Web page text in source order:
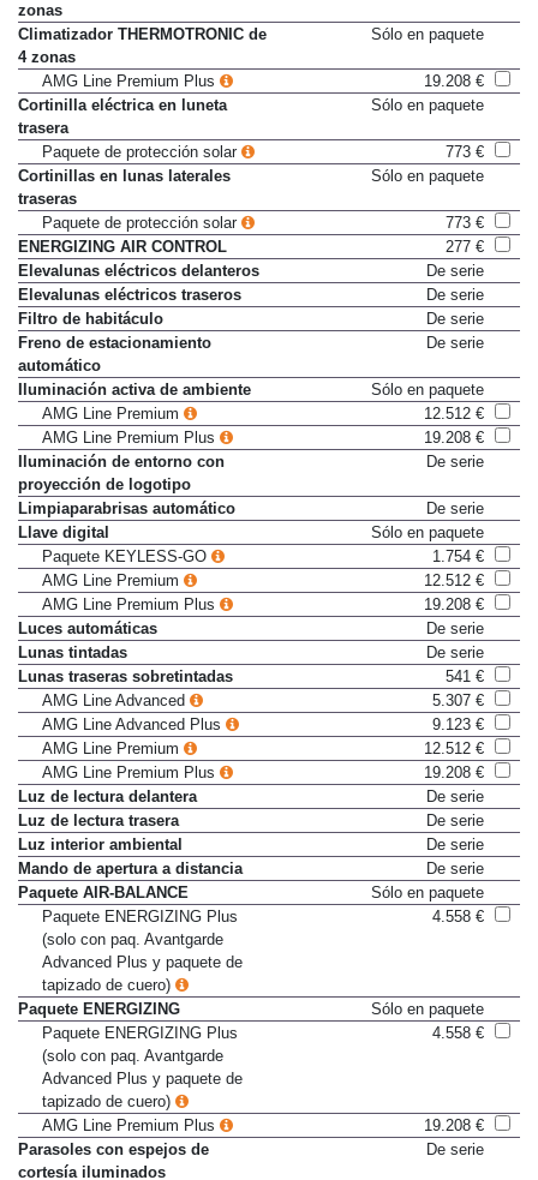
Climatizador THERMATIC de 2
zonas
Climatizador THERMOTRONIC de
4 zonas
AMG Line Premium Plus
19.208 €
Cortinilla eléctrica en luneta
trasera
Paquete de protección solar
773 €
Cortinillas en lunas laterales
traseras
Paquete de protección solar
773 €
ENERGIZING AIR CONTROL
277 €
Elevalunas eléctricos delanteros
De serie
Elevalunas eléctricos traseros
De serie
Filtro de habitáculo
De serie
Freno de estacionamiento
automático
Iluminación activa de ambiente
Sólo en paquete
AMG Line Premium
12.512 €
AMG Line Premium Plus
19.208 €
Iluminación de entorno con
proyección de logotipo
Limpiaparabrisas automático
De serie
Llave digital
Sólo en paquete
Paquete KEYLESS-GO
1.754 €
AMG Line Premium
12.512 €
AMG Line Premium Plus
19.208 €
Luces automáticas
De serie
Lunas tintadas
De serie
Lunas traseras sobretintadas
541 €
AMG Line Advanced
5.307 €
AMG Line Advanced Plus
9.123 €
AMG Line Premium
12.512 €
AMG Line Premium Plus
19.208 €
Luz de lectura delantera
De serie
Luz de lectura trasera
De serie
Luz interior ambiental
De serie
Mando de apertura a distancia
De serie
Paquete AIR-BALANCE
Sólo en paquete
Paquete ENERGIZING Plus
(solo con paq. Avantgarde
Advanced Plus y paquete de
tapizado de cuero)
Paquete ENERGIZING
Sólo en paquete
Paquete ENERGIZING Plus
(solo con paq. Avantgarde
Advanced Plus y paquete de
tapizado de cuero)
AMG Line Premium Plus
19.208 €
Parasoles con espejos de